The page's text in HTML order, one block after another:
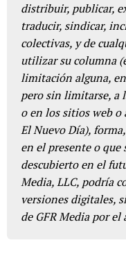
distribuir, publicar,
traducir, sindicar,
colectivas, y de
utilizar su columna
limitación alguna,
pero sin limitarse, a
o en los sitios web
El Nuevo Día),
en el presente o que
descubierto en el
Media, LLC, podría
versiones digitales,
de GFR Media por el